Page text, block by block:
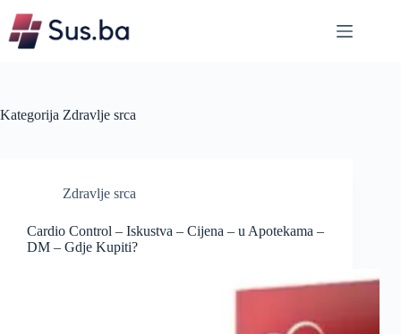
content
Kategorija Zdravlje srca
Zdravlje srca
Cardio Control – Iskustva – Cijena – u Apotekama –
DM – Gdje Kupiti?